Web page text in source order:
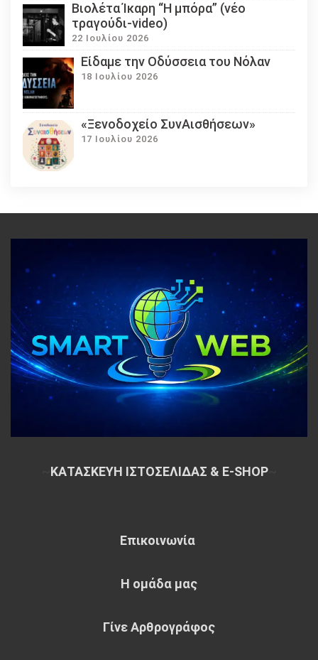
Βιολέτα Ίκαρη “Η μπόρα” (νέο
τραγούδι-video)
22 Ιουλίου 2026
Eίδαμε την Οδύσσεια του Νόλαν
18 Ιουλίου 2026
«Ξενοδοχείο ΣυνΑισθήσεων»
17 Ιουλίου 2026
ΚΑΤΑΣΚΕΥΗ ΙΣΤΟΣΕΛΙΔΑΣ & E-SHOP~
Επικοινωνία
Η ομάδα μας
Γίνε Αρθρογράφος